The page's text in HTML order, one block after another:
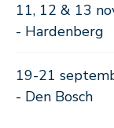
11, 12 & 13
- Hardenberg
19-21
- Den Bosch